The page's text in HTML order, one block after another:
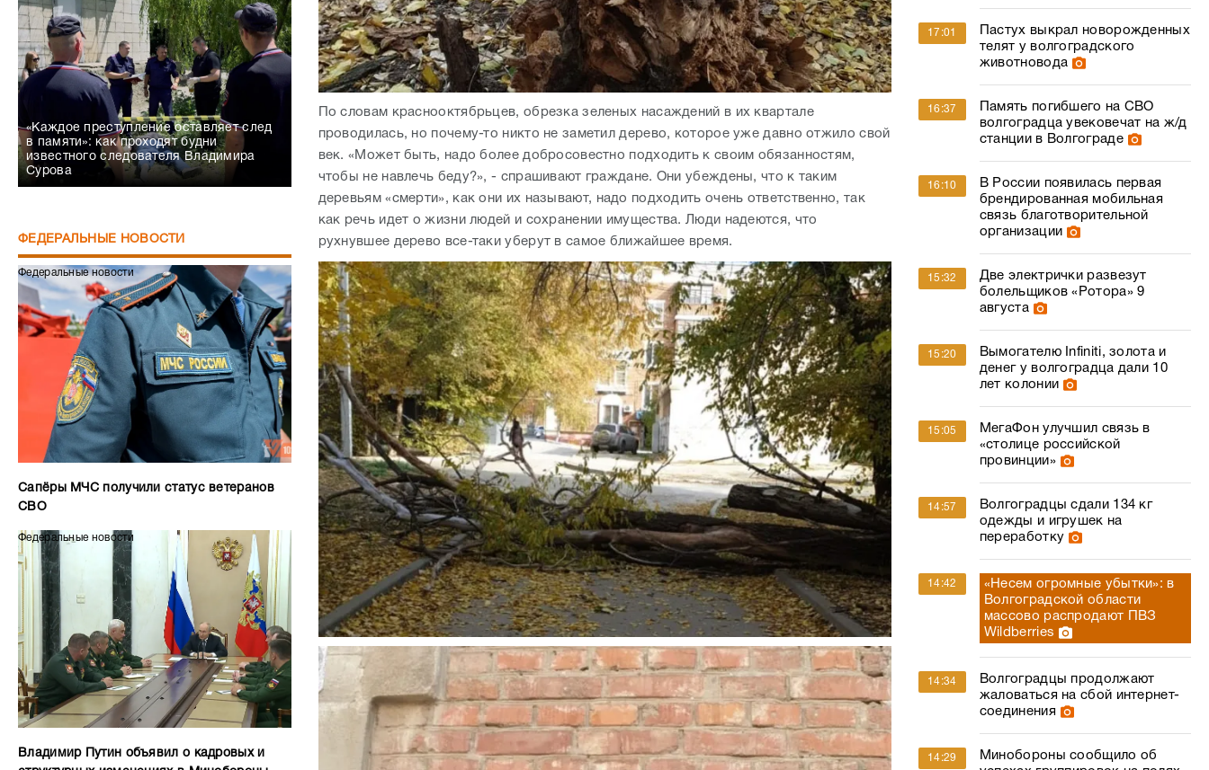
«Каждое преступление оставляет след
в памяти»: как проходят будни
известного следователя Владимира
Сурова
ФЕДЕРАЛЬНЫЕ НОВОСТИ
Федеральные новости
Сапёры МЧС получили статус ветеранов
СВО
Федеральные новости
Владимир Путин объявил о кадровых и
По словам краснооктябрьцев, обрезка зеленых насаждений в их квартале
проводилась, но почему-то никто не заметил дерево, которое уже давно отжило свой
век. «Может быть, надо более добросовестно подходить к своим обязанностям,
чтобы не навлечь беду?», - спрашивают граждане. Они убеждены, что к таким
деревьям «смерти», как они их называют, надо подходить очень ответственно, так
как речь идет о жизни людей и сохранении имущества. Люди надеются, что
рухнувшее дерево все-таки уберут в самое ближайшее время.
17:01
Пастух выкрал новорожденных
телят у волгоградского
животновода
16:37
Память погибшего на СВО
волгоградца увековечат на ж/д
станции в Волгограде
16:10
В России появилась первая
брендированная мобильная
связь благотворительной
организации
15:32
Две электрички развезут
болельщиков «Ротора» 9
августа
15:20
Вымогателю Infiniti, золота и
денег у волгоградца дали 10
лет колонии
15:05
МегаФон улучшил связь в
«столице российской
провинции»
14:57
Волгоградцы сдали 134 кг
одежды и игрушек на
переработку
14:42
«Несем огромные убытки»: в
Волгоградской области
массово распродают ПВЗ
Wildberries
14:34
Волгоградцы продолжают
жаловаться на сбой интернет-
соединения
14:29
Минобороны сообщило об